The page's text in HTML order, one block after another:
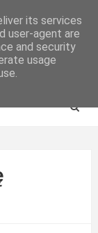
its services
user-agent are
and security
usage